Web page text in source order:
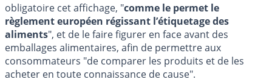
obligatoire cet affichage, "comme le permet le
règlement européen régissant l’étiquetage des
aliments", et de le faire figurer en face avant des
emballages alimentaires, afin de permettre aux
consommateurs "de comparer les produits et de les
acheter en toute connaissance de cause".